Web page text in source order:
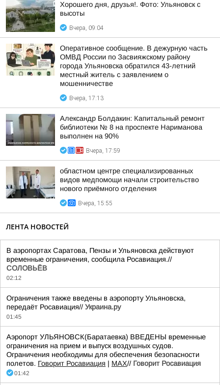
Хорошего дня, друзья!. Фото: Ульяновск с
высоты
Вчера, 09:04
Оперативное сообщение. В дежурную часть
ОМВД России по Засвияжскому району
города Ульяновска обратился 43-летний
местный житель с заявлением о
мошенничестве
Вчера, 17:13
Александр Болдакин: Капитальный ремонт
библиотеки № 8 на проспекте Нариманова
выполнен на 90%
Вчера, 17:59
областном центре специализированных
видов медпомощи начали строительство
нового приёмного отделения
Вчера, 15:55
ЛЕНТА НОВОСТЕЙ
В аэропортах Саратова, Пензы и Ульяновска действуют
временные ограничения, сообщила Росавиация.//
СОЛОВЬЁВ
02:12
Ограничения также введены в аэропорту Ульяновска,
передаёт Росавиация// Украина.ру
01:45
Аэропорт УЛЬЯНОВСК(Баратаевка) ВВЕДЕНЫ временные
ограничения на прием и выпуск воздушных судов.
Ограничения необходимы для обеспечения безопасности
полетов. Говорит Росавиация | MАХ// Говорит Росавиация
01:42